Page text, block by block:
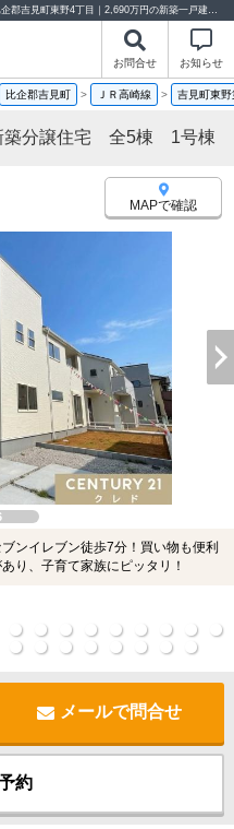
吉見町東野第2 新築分譲住宅 全5棟 1号棟 埼玉県比企郡吉見町東野4丁目｜2,690万円の新築一戸建て｜分譲住宅や新築物件｜センチュリー21クレド
お問合せ お知らせ
比企郡吉見町 > ＪＲ高崎線 > 吉見町東
築分譲住宅 全5棟 1号棟
MAPで確認
ンイレブン徒歩7分！買い物も便利
り、子育て家族にピッタリ！
メールで問合せ
約